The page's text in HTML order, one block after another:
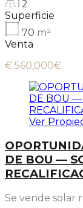
2
Superficie
70 m²
Venta
€ 560,000€
Ver
DE BOU —
Se vende solar